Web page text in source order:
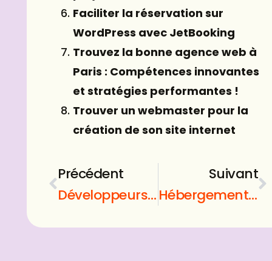
Faciliter la réservation sur
WordPress avec JetBooking
Trouvez la bonne agence web à
Paris : Compétences innovantes
et stratégies performantes !
Trouver un webmaster pour la
création de son site internet
Précédent
Développeurs wordpress opusdomus : Améliorer les fonctionnalités WordPress
Suivant
Hébergement wordpress opusdomus